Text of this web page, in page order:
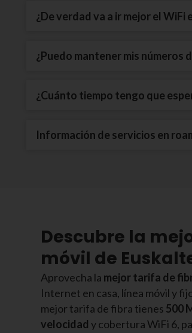
¿De verdad va a ir mejor el WiFi
¿Puedo mantener mis números
¿Cuánto tiempo tengo que
Información de servicios en
Descubre la
móvil de
Aprovecha la mejor tarifa de
Internet en casa, línea móvil y
mejor tarifa de fibra tienes 500
velocidad y cobertura WiFi 6,